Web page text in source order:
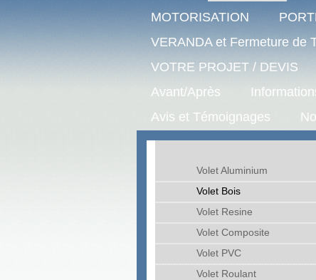
MOTORISATION
VERANDA et Fermeture de
VOTRE PROJET / DEVIS
Avant/Après
Avis et Témoignages
Volet Aluminium
Volet Bois
Volet Resine
Volet Composite
Volet PVC
Volet Roulant